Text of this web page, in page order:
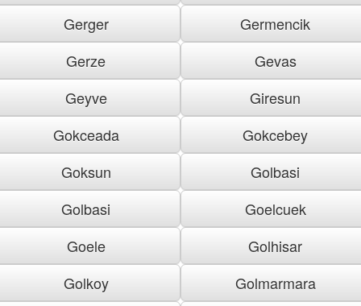
Gerger
Germencik
Gerze
Gevas
Geyve
Giresun
Gokceada
Gokcebey
Goksun
Golbasi
Golbasi
Goelcuek
Goele
Golhisar
Golkoy
Golmarmara